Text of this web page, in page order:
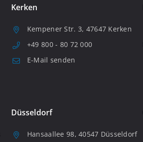
Kerken
Kempener Str. 3, 47647 Kerken
+49 800 - 80 72 000
E-Mail senden
Düsseldorf
Hansaallee 98, 40547 Düsseldorf